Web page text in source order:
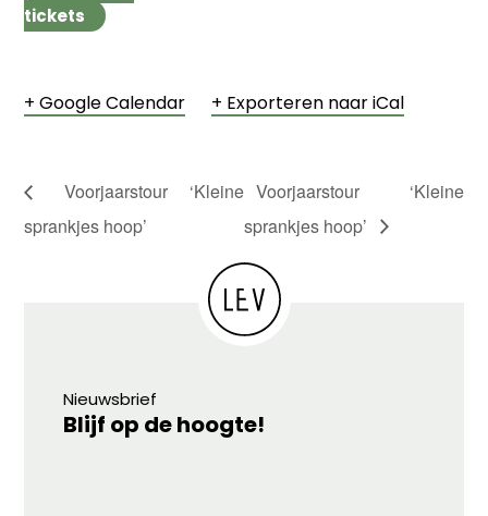
+ Google Calendar + Exporteren naar iCal
tickets
Voorjaarstour ‘Kleine
sprankjes hoop’
Voorjaarstour ‘Kleine
sprankjes hoop’
Nieuwsbrief
Blijf op de hoogte!